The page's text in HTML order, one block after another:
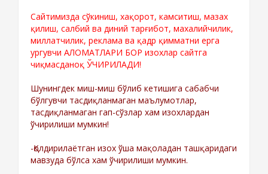
Сайтимизда сўкиниш, хақорот, камситиш, мазах
қилиш, салбий ва диний тарғибот, махалийчилик,
миллатчилик, реклама ва қадр қимматни ерга
ургувчи АЛОМАТЛАРИ БОР изохлар сайтга
чиқмасданоқ ЎЧИРИЛАДИ!
Шунингдек миш-миш бўлиб кетишига сабабчи
бўлгувчи тасдиқланмаган маълумотлар,
тасдиқланмаган гап-сўзлар хам изохлардан
ўчирилиши мумкин!
-Қолдирилаётган изох ўша мақоладан ташқаридаги
мавзуда бўлса хам ўчирилиши мумкин.